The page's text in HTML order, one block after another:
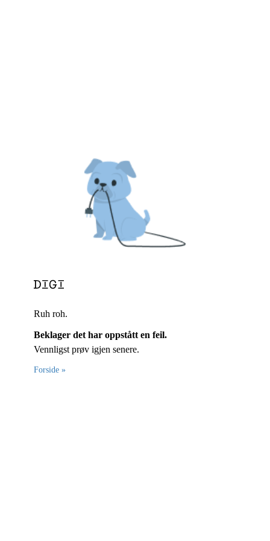
Ruh roh.
Beklager det har oppstått en feil.
Vennligst prøv igjen senere.
Forside »